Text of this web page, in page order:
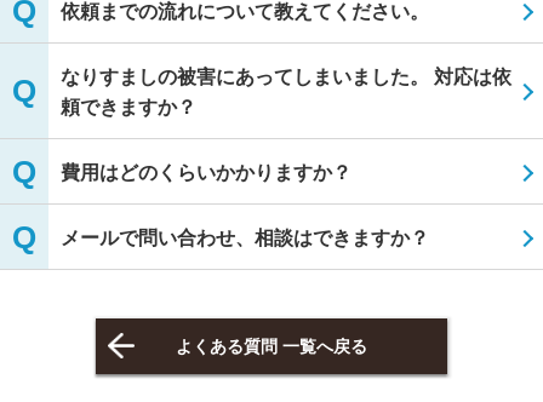
依頼までの流れについて教えてください。
なりすましの被害にあってしまいました。 対応は依
頼できますか？
費用はどのくらいかかりますか？
メールで問い合わせ、相談はできますか？
よくある質問 一覧へ戻る